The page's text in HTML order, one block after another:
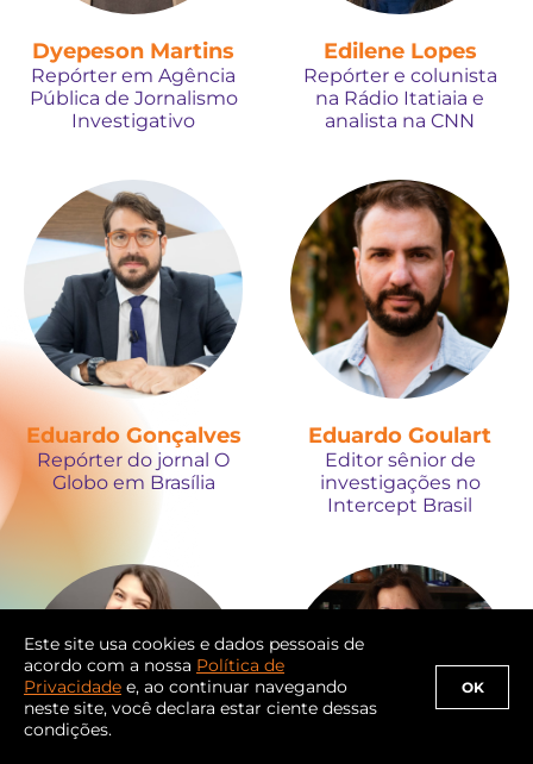
Dyepeson Martins
Repórter em Agência
Pública de Jornalismo
Investigativo
Edilene Lopes
Repórter e colunista
na Rádio Itatiaia e
analista na CNN
Eduardo Gonçalves
Repórter do jornal O
Globo em Brasília
Eduardo Goulart
Editor sênior de
investigações no
Intercept Brasil
Este site usa cookies e dados pessoais de
acordo com a nossa Política de
Privacidade e, ao continuar navegando
neste site, você declara estar ciente dessas
condições.
OK